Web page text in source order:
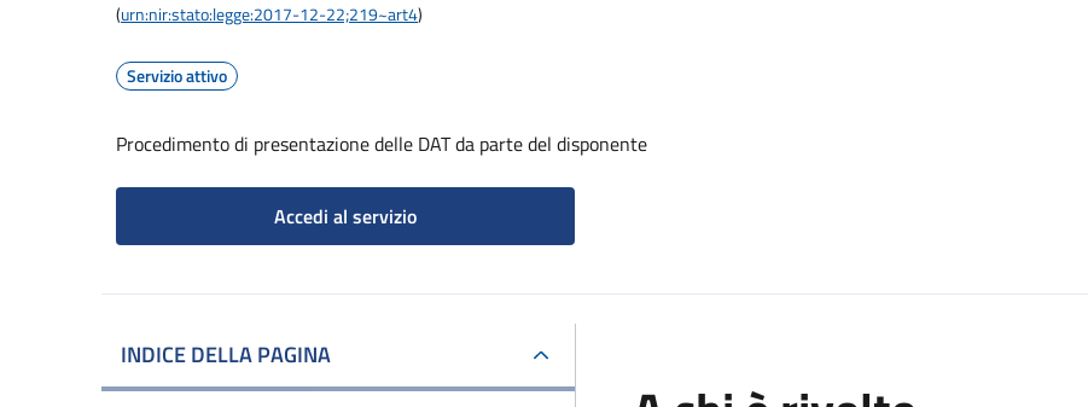
(urn:nir:stato:legge:2017-12-22;219~art4)
Servizio attivo
Procedimento di presentazione delle DAT da parte del disponente
Accedi al servizio
INDICE DELLA PAGINA